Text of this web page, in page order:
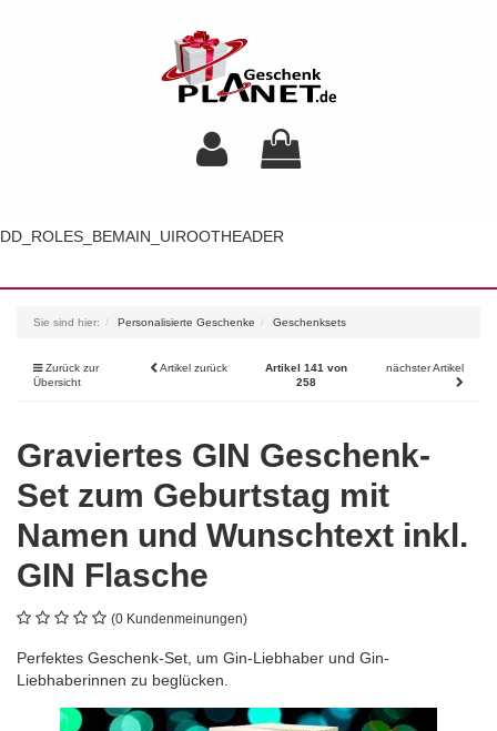
DD_ROLES_BEMAIN_UIROOTHEADER
Sie sind hier: Personalisierte Geschenke Geschenksets
Zurück zur
Übersicht
Artikel zurück
Artikel 141 von
258
nächster Artikel
Graviertes GIN Geschenk-
Set zum Geburtstag mit
Namen und Wunschtext inkl.
GIN Flasche
(0 Kundenmeinungen)
Perfektes Geschenk-Set, um Gin-Liebhaber und Gin-
Liebhaberinnen zu beglücken.